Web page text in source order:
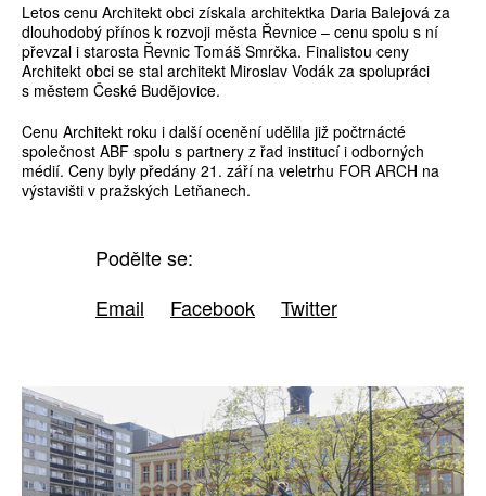
Letos cenu Architekt obci získala architektka Daria Balejová za
dlouhodobý přínos k rozvoji města Řevnice – cenu spolu s ní
převzal i starosta Řevnic Tomáš Smrčka. Finalistou ceny
Architekt obci se stal architekt Miroslav Vodák za spolupráci
s městem České Budějovice.
Cenu Architekt roku i další ocenění udělila již počtrnácté
společnost ABF spolu s partnery z řad institucí i odborných
médií. Ceny byly předány 21. září na veletrhu FOR ARCH na
výstavišti v pražských Letňanech.
Podělte se:
Email
Facebook Twitter